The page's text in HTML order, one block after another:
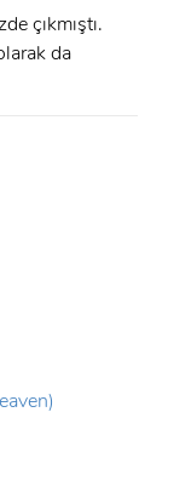
çıkmıştı.
da